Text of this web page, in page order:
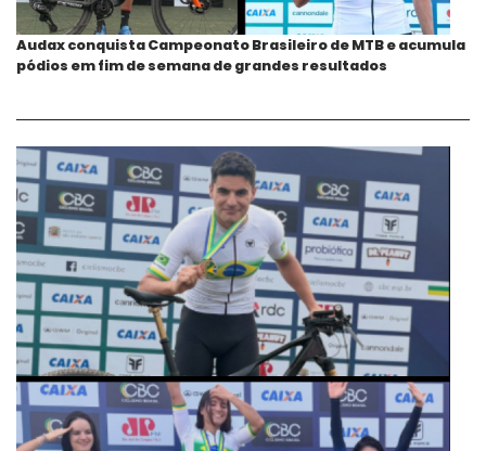
Audax conquista Campeonato Brasileiro de MTB e acumula
pódios em fim de semana de grandes resultados